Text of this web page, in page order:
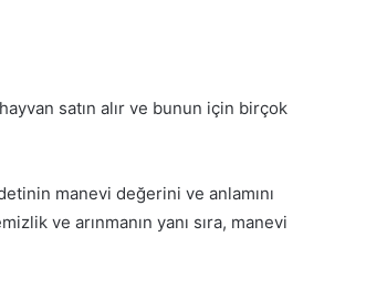
satın alır ve bunun için birçok
manevi değerini ve anlamını
ve arınmanın yanı sıra, manevi